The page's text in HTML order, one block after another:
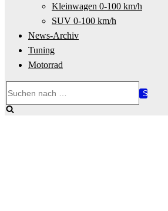
Kleinwagen 0-100 km/h
SUV 0-100 km/h
News-Archiv
Tuning
Motorrad
nach …